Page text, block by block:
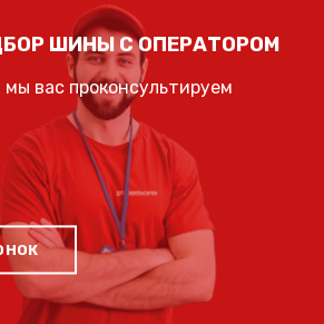
ШИНЫ С ОПЕРАТОРОМ
вас проконсультируем